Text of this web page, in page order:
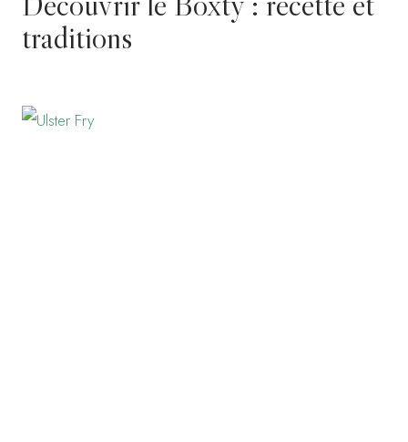
traditions